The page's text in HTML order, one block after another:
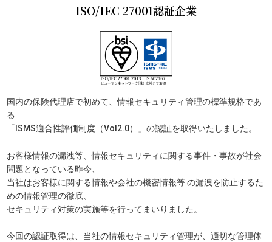
ISO/IEC 27001認証企業
国内の保険代理店で初めて、情報セキュリティ管理の標準規格であ
る
「ISMS適合性評価制度（Vol2.0）」の認証を取得いたしました。
お客様情報の漏洩等、情報セキュリティに関する事件・事故が社会
問題となっている昨今、
当社はお客様に関する情報や会社の機密情報等 の漏洩を防止するた
めの情報管理の徹底、
セキュリティ対策の実施等を行ってまいりました。
今回の認証取得は、当社の情報セキュリティ管理が、適切な管理体